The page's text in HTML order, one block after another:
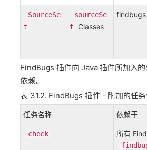
SourceSe
t
sourceSe
t
Classes
findbugs
FindBugs 插件向 Java 插件所加入
依赖。
表 31.2. FindBugs 插件 - 附加的任
任务名称 依赖于
check 所有